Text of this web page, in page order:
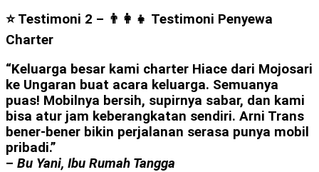
⭐ Testimoni 2 – 👨‍👩‍👧 Testimoni Penyewa
Charter
“Keluarga besar kami charter Hiace dari Mojosari
ke Ungaran buat acara keluarga. Semuanya
puas! Mobilnya bersih, supirnya sabar, dan kami
bisa atur jam keberangkatan sendiri. Arni Trans
bener-bener bikin perjalanan serasa punya mobil
pribadi.”
– Bu Yani, Ibu Rumah Tangga